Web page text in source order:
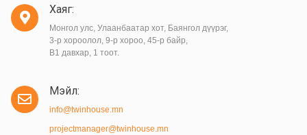
Хаяг:
Монгол улс, Улаанбаатар хот, Баянгол дүүрэг,
3-р хороолол, 9-р хороо, 45-р байр,
B1 давхар, 1 тоот.
Мэйл:
info@twinhouse.mn
projectmanager@twinhouse.mn